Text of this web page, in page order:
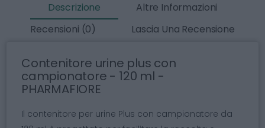
Descrizione
Altre Informazioni
Recensioni (0)
Lascia Una Recensione
Contenitore urine plus con
campionatore - 120 ml -
PHARMAFIORE
Il contenitore per urine Plus con campionatore da